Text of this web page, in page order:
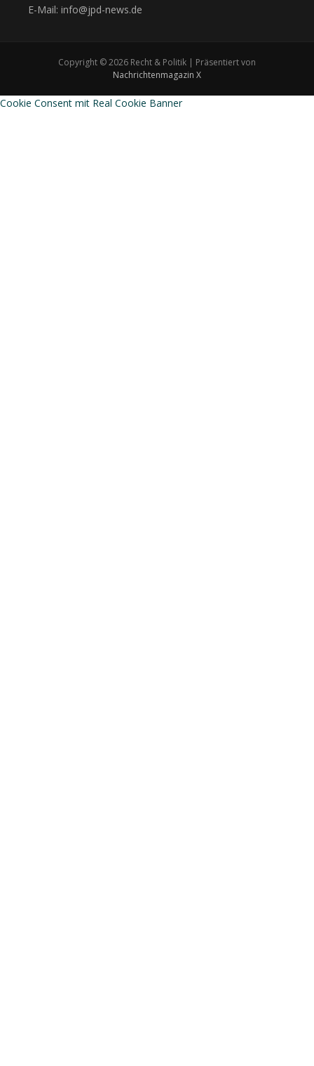
E-Mail: info@jpd-news.de
Copyright © 2026 Recht & Politik | Präsentiert von
Nachrichtenmagazin X
Cookie Consent mit Real Cookie Banner